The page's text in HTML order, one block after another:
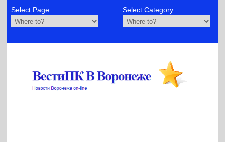
Select Page: Select Category: